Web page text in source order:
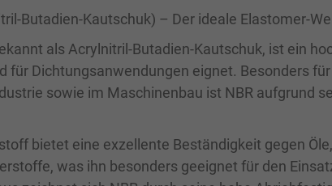
Butadien-Kautschuk) – Der ideale Elastomer-
als Acrylnitril-Butadien-Kautschuk, ist ein
für Dichtungsanwendungen eignet. Besonders
sowie im Maschinenbau ist NBR aufgrund
bietet eine exzellente Beständigkeit gegen
was ihn besonders geeignet für den